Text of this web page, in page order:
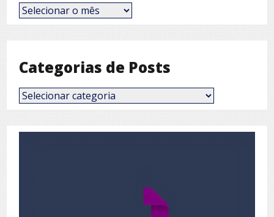
Posts
por
Categorias de Posts
Categorias
de